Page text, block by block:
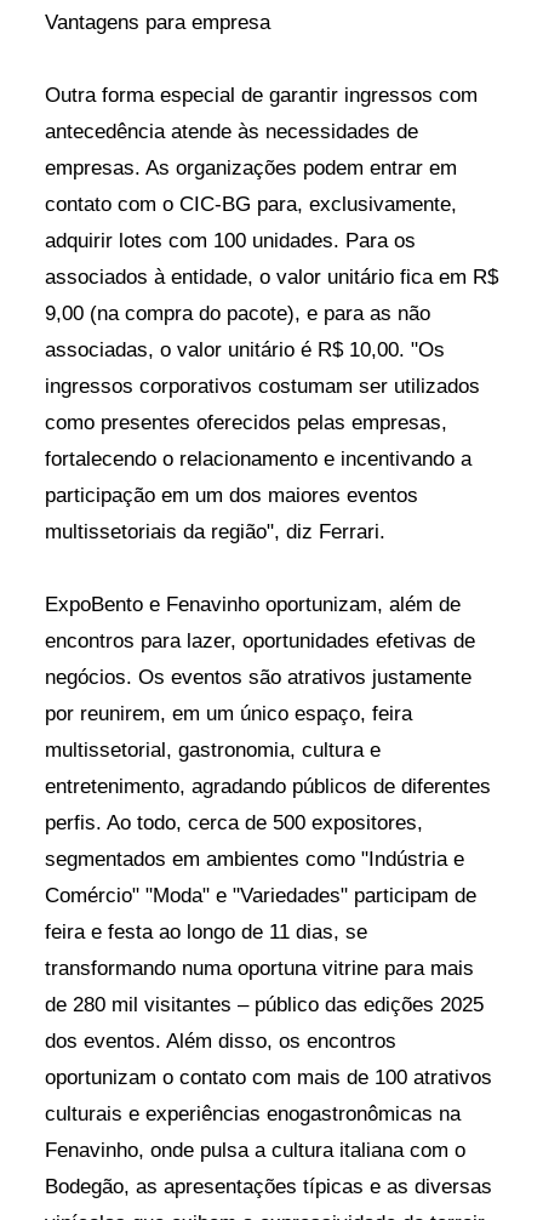
Vantagens para empresa
Outra forma especial de garantir ingressos com
antecedência atende às necessidades de
empresas. As organizações podem entrar em
contato com o CIC-BG para, exclusivamente,
adquirir lotes com 100 unidades. Para os
associados à entidade, o valor unitário fica em R$
9,00 (na compra do pacote), e para as não
associadas, o valor unitário é R$ 10,00. "Os
ingressos corporativos costumam ser utilizados
como presentes oferecidos pelas empresas,
fortalecendo o relacionamento e incentivando a
participação em um dos maiores eventos
multissetoriais da região", diz Ferrari.
ExpoBento e Fenavinho oportunizam, além de
encontros para lazer, oportunidades efetivas de
negócios. Os eventos são atrativos justamente
por reunirem, em um único espaço, feira
multissetorial, gastronomia, cultura e
entretenimento, agradando públicos de diferentes
perfis. Ao todo, cerca de 500 expositores,
segmentados em ambientes como "Indústria e
Comércio" "Moda" e "Variedades" participam de
feira e festa ao longo de 11 dias, se
transformando numa oportuna vitrine para mais
de 280 mil visitantes – público das edições 2025
dos eventos. Além disso, os encontros
oportunizam o contato com mais de 100 atrativos
culturais e experiências enogastronômicas na
Fenavinho, onde pulsa a cultura italiana com o
Bodegão, as apresentações típicas e as diversas